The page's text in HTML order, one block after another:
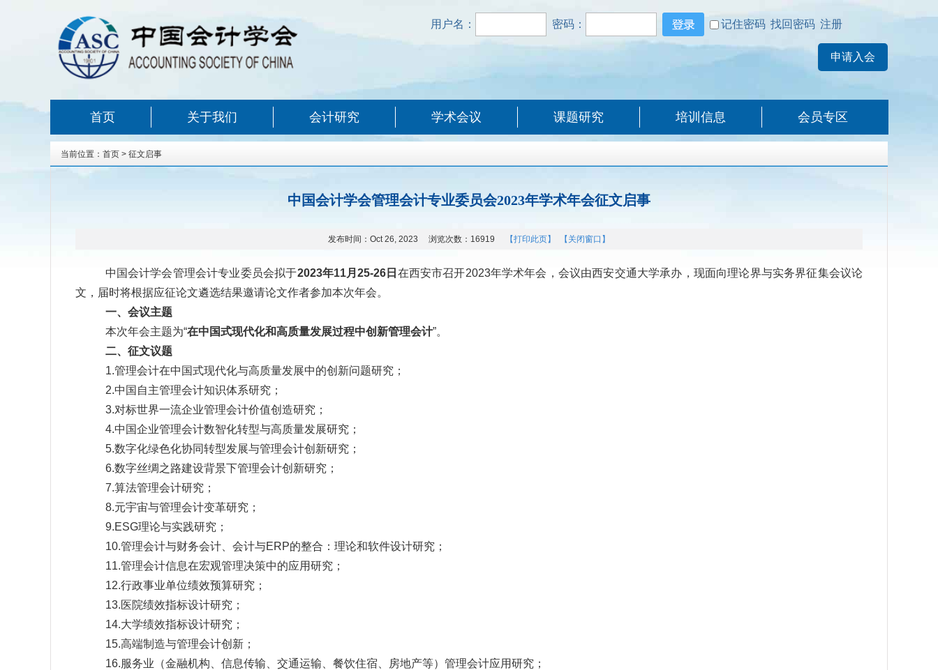
用户名： 密码： 记住密码 找回密码 注册
首页 关于我们 会计研究 学术会议 课题研究 培训信息 会员专区
当前位置： 首页 > 征文启事
中国会计学会管理会计专业委员会2023年学术年会征文启事
发布时间： Oct 26, 2023 浏览次数： 16919 【打印此页】 【关闭窗口】
中国会计学会管理会计专业委员会拟于2023年11月25-26 日 在西安市召开2023年学术年会，会议由西安交通大学承办，现面向理论界与实务界征集会议论
文，届时将根据应征论文遴选结果邀请论文作者参加本次年会。
一、会议主题
本次年会主题为“在中国式现代化和高质量发展过程中创新管理会计”。
二、征文议题
1.管理会计在中国式现代化与高质量发展中的创新问题研究；
2.中国自主管理会计知识体系研究；
3.对标世界一流企业管理会计价值创造研究；
4.中国企业管理会计数智化转型与高质量发展研究；
5.数字化绿色化协同转型发展与管理会计创新研究；
6.数字丝绸之路建设背景下管理会计创新研究；
7.算法管理会计研究；
8.元宇宙与管理会计变革研究；
9.ESG理论与实践研究；
10.管理会计与财务会计、会计与ERP的整合：理论和软件设计研究；
11.管理会计信息在宏观管理决策中的应用研究；
12.行政事业单位绩效预算研究；
13.医院绩效指标设计研究；
14.大学绩效指标设计研究；
15.高端制造与管理会计创新；
16.服务业（金融机构、信息传输、交通运输、餐饮住宿、房地产等）管理会计应用研究；